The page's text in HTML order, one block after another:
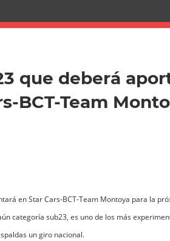
que deberá
BCT-Team
en Star Cars-BCT-Team Montoya para la
categoría sub23, es uno de los más
un giro nacional.